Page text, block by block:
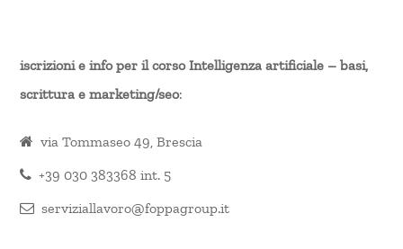
iscrizioni e info per il corso Intelligenza artificiale – basi,
scrittura e marketing/seo:
via Tommaseo 49, Brescia
+39 030 383368 int. 5
serviziallavoro@foppagroup.it